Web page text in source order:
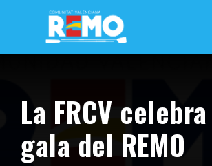
La FRCV
gala del REMO